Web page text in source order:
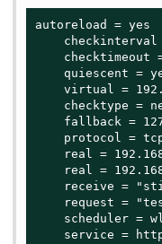
autoreload = yes
checkinterval
checktimeout
quiescent =
virtual =
checktype =
fallback =
protocol =
real =
real =
receive =
request =
scheduler =
service =